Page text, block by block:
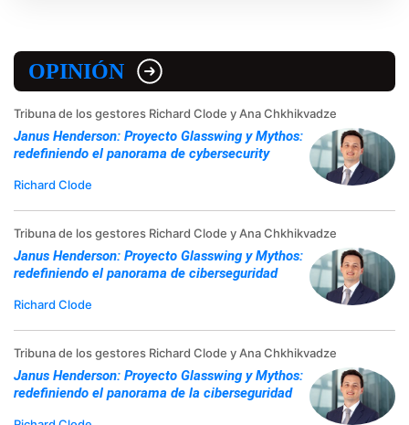
OPINIÓN
Tribuna de los gestores Richard Clode y Ana Chkhikvadze
Janus Henderson: Proyecto Glasswing y Mythos:
redefiniendo el panorama de cybersecurity
Richard Clode
Tribuna de los gestores Richard Clode y Ana Chkhikvadze
Janus Henderson: Proyecto Glasswing y Mythos:
redefiniendo el panorama de ciberseguridad
Richard Clode
Tribuna de los gestores Richard Clode y Ana Chkhikvadze
Janus Henderson: Proyecto Glasswing y Mythos:
redefiniendo el panorama de la ciberseguridad